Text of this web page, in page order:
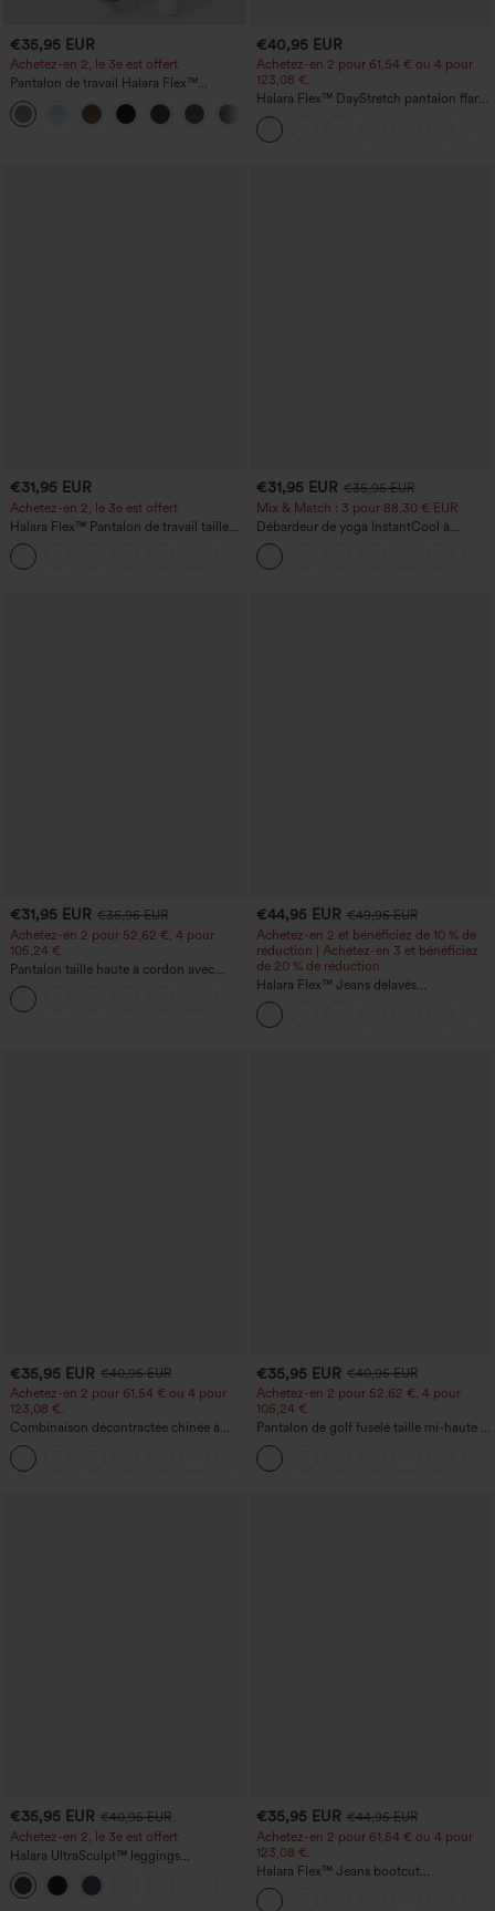
€35,95 EUR
Achetez-en 2, le 3e est offert
Pantalon de travail Halara Flex™
DayStretch à taille haute, avec poches et
coupe droite
€40,95 EUR
Achetez-en 2 pour 61,54 € ou 4 pour
123,08 €.
Halara Flex™ DayStretch pantalon flare
de travail, taille mi-haute, poche latérale
zippée
€31,95 EUR
Achetez-en 2, le 3e est offert
Halara Flex™ Pantalon de travail taille
haute avec poche latérale arrière et
légère coupe évasée
€31,95 EUR €35,95 EUR
Mix & Match : 3 pour 88,30 € EUR
Débardeur de yoga InstantCool à
encolure en U et ourlet arrondi –
UPF50+
€31,95 EUR €35,95 EUR
Achetez-en 2 pour 52,62 €, 4 pour
105,24 €
Pantalon taille haute à cordon avec
poches, jambe large et coupe ample,
style décontracté, effet lin
€44,95 EUR €49,95 EUR
Achetez-en 2 et bénéficiez de 10 % de
réduction | Achetez-en 3 et bénéficiez
de 20 % de réduction
Halara Flex™ Jeans délavés
décontractés, coupe baggy à jambe
large, taille basse asymétrique, poches
zippées
€35,95 EUR €40,95 EUR
Achetez-en 2 pour 61,54 € ou 4 pour
123,08 €.
Combinaison décontractée chinée à
bretelles réglables, fronces et jambes
larges, avec poches — facile comme
tout
€35,95 EUR €40,95 EUR
Achetez-en 2 pour 52,62 €, 4 pour
105,24 €
Pantalon de golf fuselé taille mi-haute à
cordon, ourlet incurvé, séchage rapide,
avec poches — UPF40+
€35,95 EUR €40,95 EUR
Achetez-en 2, le 3e est offert
Halara UltraSculpt™ leggings
d'entraînement taille haute — fronces
liftantes pour le fessier, maintien gainant
du ventre et poche
€35,95 EUR €44,95 EUR
Achetez-en 2 pour 61,54 € ou 4 pour
123,08 €.
Halara Flex™ Jeans bootcut
décontractés taille haute, effet délavé,
avec poches